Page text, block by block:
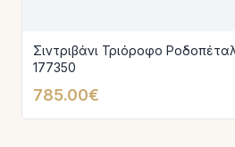
Σιντριβάνι Τριόροφο
177350
785.00€